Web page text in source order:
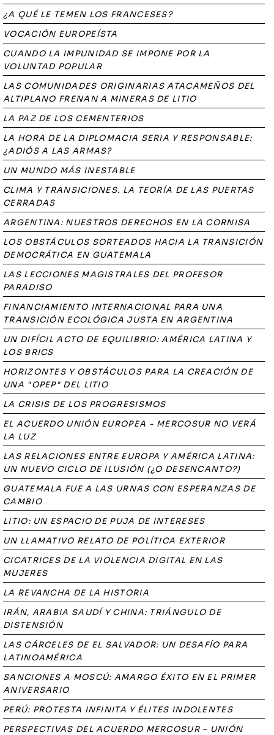
¿A QUÉ LE TEMEN LOS FRANCESES?
VOCACIÓN EUROPEÍSTA
CUANDO LA IMPUNIDAD SE IMPONE POR LA
VOLUNTAD POPULAR
LAS COMUNIDADES ORIGINARIAS ATACAMEÑOS DEL
ALTIPLANO FRENAN A MINERAS DE LITIO
LA PAZ DE LOS CEMENTERIOS
LA HORA DE LA DIPLOMACIA SERIA Y RESPONSABLE:
¿ADIÓS A LAS ARMAS?
UN MUNDO MÁS INESTABLE
CLIMA Y TRANSICIONES. LA TEORÍA DE LAS PUERTAS
CERRADAS
ARGENTINA: NUESTROS DERECHOS EN LA CORNISA
LOS OBSTÁCULOS SORTEADOS HACIA LA TRANSICIÓN
DEMOCRÁTICA EN GUATEMALA
LAS LECCIONES MAGISTRALES DEL PROFESOR
PARADISO
FINANCIAMIENTO INTERNACIONAL PARA UNA
TRANSICIÓN ECOLÓGICA JUSTA EN ARGENTINA
UN DIFÍCIL ACTO DE EQUILIBRIO: AMÉRICA LATINA Y
LOS BRICS
HORIZONTES Y OBSTÁCULOS PARA LA CREACIÓN DE
UNA "OPEP" DEL LITIO
LA CRISIS DE LOS PROGRESISMOS
EL ACUERDO UNIÓN EUROPEA - MERCOSUR NO VERÁ
LA LUZ
LAS RELACIONES ENTRE EUROPA Y AMÉRICA LATINA:
UN NUEVO CICLO DE ILUSIÓN (¿O DESENCANTO?)
GUATEMALA FUE A LAS URNAS CON ESPERANZAS DE
CAMBIO
LITIO: UN ESPACIO DE PUJA DE INTERESES
UN LLAMATIVO RELATO DE POLÍTICA EXTERIOR
CICATRICES DE LA VIOLENCIA DIGITAL EN LAS
MUJERES
LA REVANCHA DE LA HISTORIA
IRÁN, ARABIA SAUDÍ Y CHINA: TRIÁNGULO DE
DISTENSIÓN
LAS CÁRCELES DE EL SALVADOR: UN DESAFÍO PARA
LATINOAMÉRICA
SANCIONES A MOSCÚ: AMARGO ÉXITO EN EL PRIMER
ANIVERSARIO
PERÚ: PROTESTA INFINITA Y ÉLITES INDOLENTES
PERSPECTIVAS DEL ACUERDO MERCOSUR – UNIÓN